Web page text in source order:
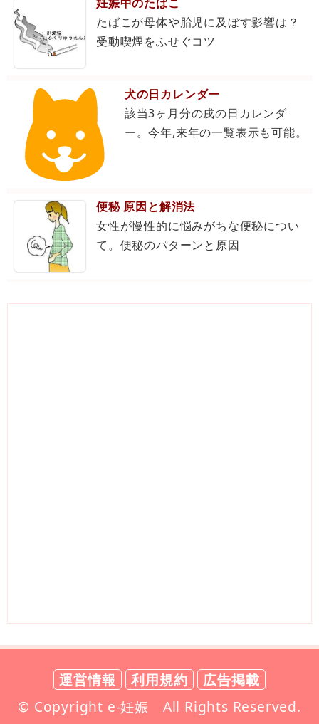
たばこが母体や胎児に及ぼす影響は？
受動喫煙をふせぐコツ
犬の日カレンダー
該当3ヶ月分の戌の日カレンダ
ー。今年,来年の一覧表示も可能。
便秘 原因と解消法
女性が慢性的に悩みがちな便秘につい
て。便秘のパターンと原因
運営情報 利用規約
広告掲載
© Copyright e-妊娠 All Rights Reserved.